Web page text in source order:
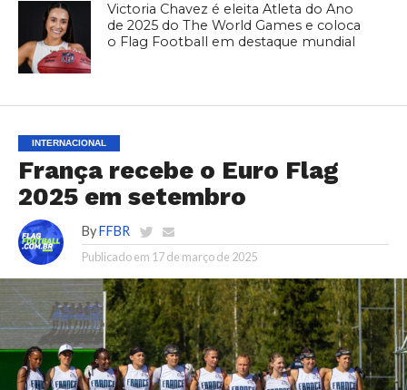
Victoria Chavez é eleita Atleta do Ano
de 2025 do The World Games e coloca
o Flag Football em destaque mundial
INTERNACIONAL
França recebe o Euro Flag
2025 em setembro
By FFBR
Publicado em 17 de março de 2025